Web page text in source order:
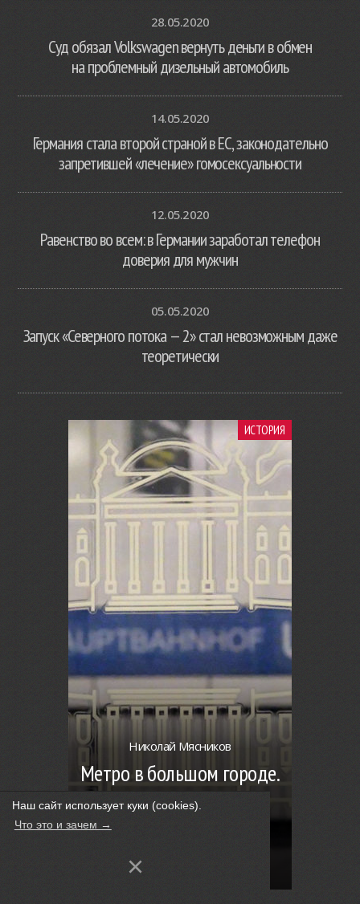
Наш сайт использует куки (cookies).
Что это и зачем →
×
28.05.2020
Суд обязал Volkswagen вернуть деньги в обмен
на проблемный дизельный автомобиль
14.05.2020
Германия стала второй страной в ЕС, законодательно
запретившей «лечение» гомосексуальности
12.05.2020
Равенство во всем: в Германии заработал телефон
доверия для мужчин
05.05.2020
Запуск «Северного потока — 2» стал невозможным даже
теоретически
ИСТОРИЯ
Николай Мясников
Метро в большом городе.
Часть IV. Берлинская
подземка в смутно
различимом будущем